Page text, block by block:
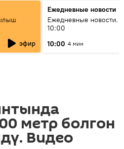
эфир
Ежедневные новости
Ежедневные новости.
10:00
10:00 4 мин
метр болгон
Видео